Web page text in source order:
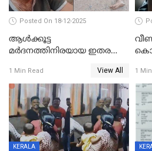
Posted On 18-12-2025
ആൾക്കൂട്ട
മർദനത്തിനിരയായ ഇതര
നടുക്കുന്ന സംഭവം
വാളയാറിൽ
1 Min Read View All 1
KERALA